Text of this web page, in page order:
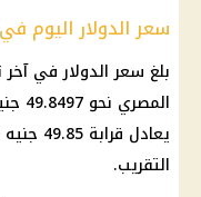
سعر الدولار اليوم
بلغ سعر الدولار في
التقريب.